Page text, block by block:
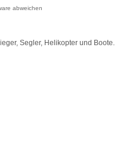
abweichen
Segler, Helikopter und Boote.